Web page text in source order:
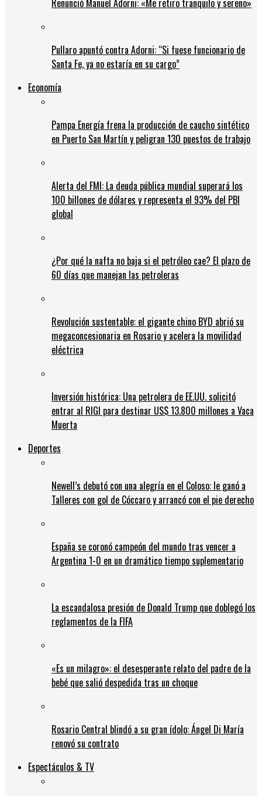
Renunció Manuel Adorni: «Me retiro tranquilo y sereno»
Pullaro apuntó contra Adorni: “Si fuese funcionario de
Santa Fe, ya no estaría en su cargo”
Economía
Pampa Energía frena la producción de caucho sintético
en Puerto San Martín y peligran 130 puestos de trabajo
Alerta del FMI: La deuda pública mundial superará los
100 billones de dólares y representa el 93% del PBI
global
¿Por qué la nafta no baja si el petróleo cae? El plazo de
60 días que manejan las petroleras
Revolución sustentable: el gigante chino BYD abrió su
megaconcesionaria en Rosario y acelera la movilidad
eléctrica
Inversión histórica: Una petrolera de EE.UU. solicitó
entrar al RIGI para destinar US$ 13.800 millones a Vaca
Muerta
Deportes
Newell’s debutó con una alegría en el Coloso: le ganó a
Talleres con gol de Cóccaro y arrancó con el pie derecho
España se coronó campeón del mundo tras vencer a
Argentina 1-0 en un dramático tiempo suplementario
La escandalosa presión de Donald Trump que doblegó los
reglamentos de la FIFA
«Es un milagro»: el desesperante relato del padre de la
bebé que salió despedida tras un choque
Rosario Central blindó a su gran ídolo: Ángel Di María
renovó su contrato
Espectáculos & TV